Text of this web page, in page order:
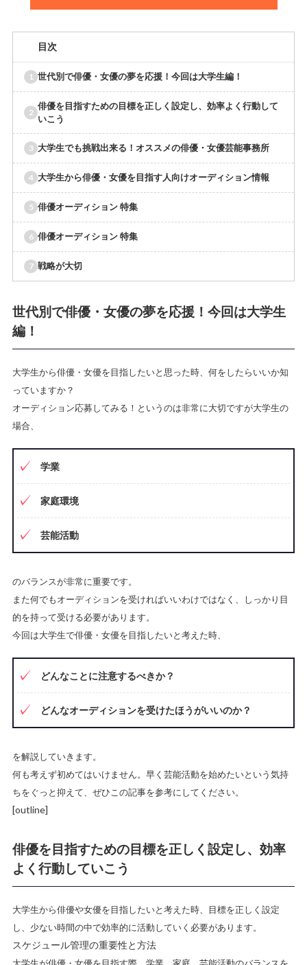
目次
世代別で俳優・女優の夢を応援！今回は大学生編！
俳優を目指すための目標を正しく設定し、効率よく行動して
いこう
大学生でも挑戦出来る！オススメの俳優・女優芸能事務所
大学生から俳優・女優を目指す人向けオーディション情報
俳優オーディション 特集
俳優オーディション 特集
戦略が大切
世代別で俳優・女優の夢を応援！今回は大学生
編！
大学生から俳優・女優を目指したいと思った時、何をしたらいいか知
っていますか？
オーディション応募してみる！というのは非常に大切ですが大学生の
場合、
学業
家庭環境
芸能活動
のバランスが非常に重要です。
また何でもオーディションを受ければいいわけではなく、しっかり目
的を持って受ける必要があります。
今回は大学生で俳優・女優を目指したいと考えた時、
どんなことに注意するべきか？
どんなオーディションを受けたほうがいいのか？
を解説していきます。
何も考えず初めてはいけません。早く芸能活動を始めたいという気持
ちをぐっと抑えて、ぜひこの記事を参考にしてください。
[outline]
俳優を目指すための目標を正しく設定し、効率
よく行動していこう
大学生から俳優や女優を目指したいと考えた時、目標を正しく設定
し、少ない時間の中で効率的に活動していく必要があります。
スケジュール管理の重要性と方法
大学生が俳優・女優を目指す際、学業、家庭、芸能活動のバランスを